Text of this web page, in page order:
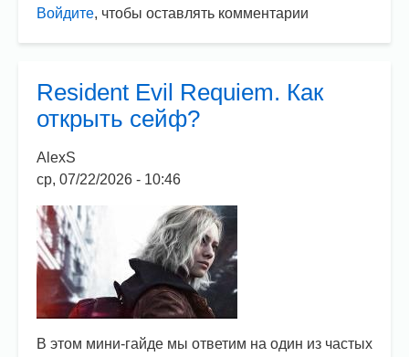
Resident
лет
Леону
Войдите, чтобы оставлять комментарии
Resident Evil Requiem. Как
открыть сейф?
AlexS
ср, 07/22/2026 - 10:46
В этом мини-гайде мы ответим на один из частых